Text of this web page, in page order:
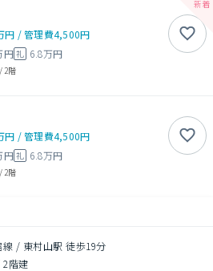
円 /管理費4,500円
円礼 6.8万円
/ 2階
円 /管理費4,500円
円礼 6.8万円
/ 2階
線 / 東村山駅 徒歩19分
2階建